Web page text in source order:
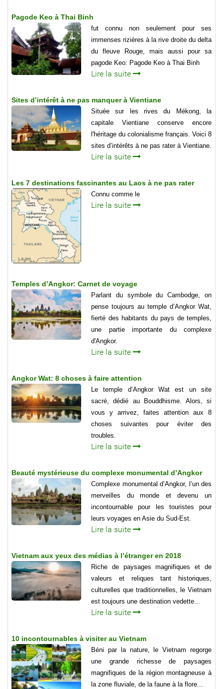
Pagode Keo à Thai Binh
fut connu non seulement pour ses
immenses rizières à la rive droite du delta
du fleuve Rouge, mais aussi pour sa
pagode Keo: Pagode Keo à Thai Binh
Lire la suite
Sites d’intérêt à ne pas manquer à Vientiane
Située sur les rives du Mékong, la
capitale Vientiane conserve encore
l'héritage du colonialisme français. Voici 8
sites d’intérêts à ne pas rater à Vientiane.
Lire la suite
Les 7 destinations fascinantes au Laos à ne pas rater
Connu comme le
Lire la suite
Temples d’Angkor: Carnet de voyage
Parlant du symbole du Cambodge, on
pense toujours au temple d’Angkor Wat,
fierté des habitants du pays de temples,
une partie importante du complexe
d'Ạngkor.
Lire la suite
Angkor Wat: 8 choses à faire attention
Le temple d’Angkor Wat est un site
sacré, dédié au Bouddhisme. Alors, si
vous y arrivez, faites attention aux 8
choses suivantes pour éviter des
troubles.
Lire la suite
Beauté mystérieuse du complexe monumental d’Angkor
Complexe monumental d’Angkor, l’un des
merveilles du monde et devenu un
incontournable pour les touristes pour
leurs voyages en Asie du Sud-Est.
Lire la suite
Vietnam aux yeux des médias à l’étranger en 2018
Riche de paysages magnifiques et de
valeurs et reliques tant historiques,
culturelles que traditionnelles, le Vietnam
est toujours une destination vedette...
Lire la suite
10 incontournables à visiter au Vietnam
Béni par la nature, le Vietnam regorge
une grande richesse de paysages
magnifiques de la région montagneuse à
la zone fluviale, de la faune à la flore...